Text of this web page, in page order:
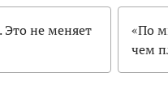
Это не меняет
«По
чем